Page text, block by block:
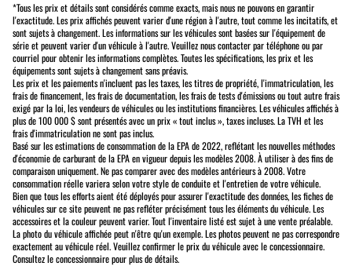
*Tous les prix et détails sont considérés comme exacts, mais nous ne pouvons en garantir
l'exactitude. Les prix affichés peuvent varier d'une région à l'autre, tout comme les incitatifs, et
sont sujets à changement. Les informations sur les véhicules sont basées sur l'équipement de
série et peuvent varier d'un véhicule à l'autre. Veuillez nous contacter par téléphone ou par
courriel pour obtenir les informations complètes. Toutes les spécifications, les prix et les
équipements sont sujets à changement sans préavis.
Les prix et les paiements n'incluent pas les taxes, les titres de propriété, l'immatriculation, les
frais de financement, les frais de documentation, les frais de tests d'émissions ou tout autre frais
exigé par la loi, les vendeurs de véhicules ou les institutions financières. Les véhicules affichés à
plus de 100 000 $ sont présentés avec un prix « tout inclus », taxes incluses. La TVH et les
frais d'immatriculation ne sont pas inclus.
Basé sur les estimations de consommation de la EPA de 2022, reflétant les nouvelles méthodes
d'économie de carburant de la EPA en vigueur depuis les modèles 2008. À utiliser à des fins de
comparaison uniquement. Ne pas comparer avec des modèles antérieurs à 2008. Votre
consommation réelle variera selon votre style de conduite et l'entretien de votre véhicule.
Bien que tous les efforts aient été déployés pour assurer l'exactitude des données, les fiches de
véhicules sur ce site peuvent ne pas refléter précisément tous les éléments du véhicule. Les
accessoires et la couleur peuvent varier. Tout l'inventaire listé est sujet à une vente préalable.
La photo du véhicule affichée peut n'être qu'un exemple. Les photos peuvent ne pas correspondre
exactement au véhicule réel. Veuillez confirmer le prix du véhicule avec le concessionnaire.
Consultez le concessionnaire pour plus de détails.